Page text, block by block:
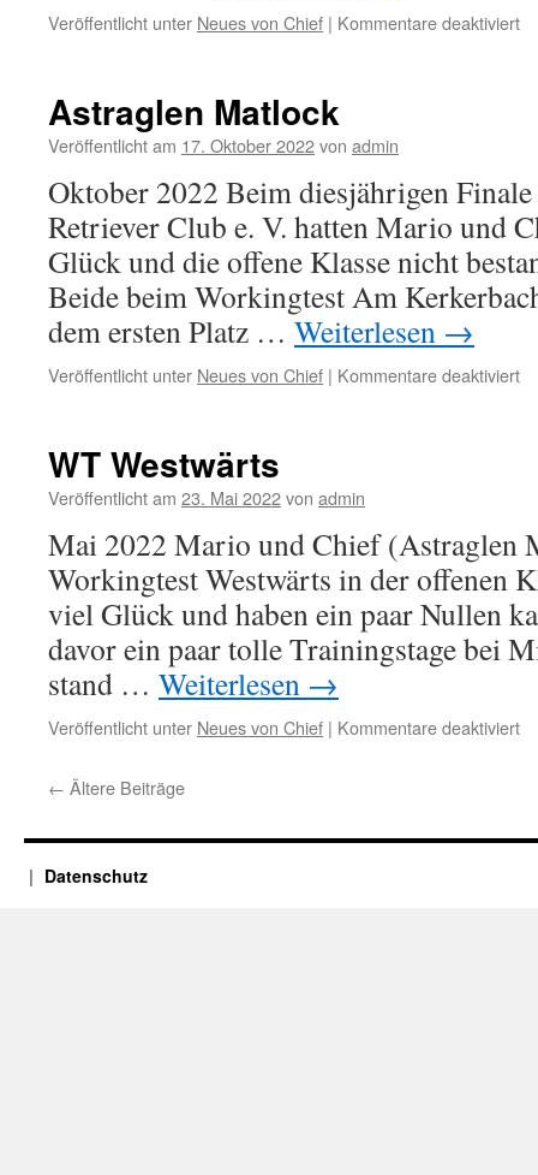
Veröffentlicht unter Neues von Chief | Kommentare deaktiviertfür
Astraglen Matlock
Veröffentlicht am 17. Oktober 2022von admin
Oktober 2022 Beim diesjährigen Finale
Retriever Club e. V. hatten Mario und
Glück und die offene Klasse nicht
Beide beim Workingtest Am
dem ersten Platz … Weiterlesen →
Veröffentlicht unter Neues von Chief | Kommentare deaktiviertfür
WT Westwärts
Veröffentlicht am 23. Mai 2022von admin
Mai 2022 Mario und Chief (Astraglen
Workingtest Westwärts in der offenen
viel Glück und haben ein paar Nullen
davor ein paar tolle Trainingstage bei
stand … Weiterlesen →
Veröffentlicht unter Neues von Chief | Kommentare deaktiviertfür
← Ältere Beiträge
Datenschutz